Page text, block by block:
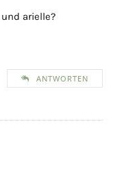
arielle?
ANTWORTEN